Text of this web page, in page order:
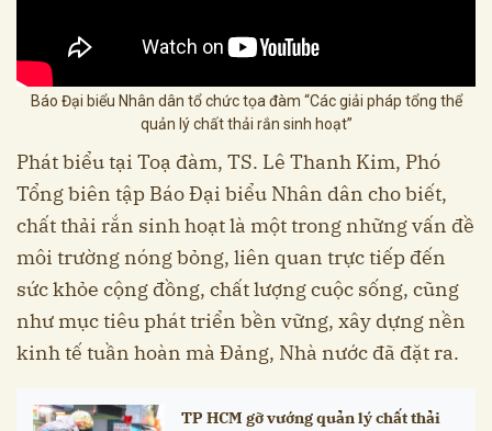
Báo Đại biểu Nhân dân tổ chức tọa đàm “Các giải pháp tổng thể
quản lý chất thải rắn sinh hoạt”
Phát biểu tại Toạ đàm, TS. Lê Thanh Kim, Phó
Tổng biên tập Báo Đại biểu Nhân dân cho biết,
chất thải rắn sinh hoạt là một trong những vấn đề
môi trường nóng bỏng, liên quan trực tiếp đến
sức khỏe cộng đồng, chất lượng cuộc sống, cũng
như mục tiêu phát triển bền vững, xây dựng nền
kinh tế tuần hoàn mà Đảng, Nhà nước đã đặt ra.
TP HCM gỡ vướng quản lý chất thải